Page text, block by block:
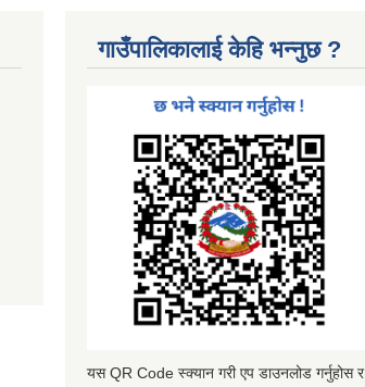
गाउँपालिकालाई केहि भन्नुछ ?
यस QR Code स्क्यान गरी एप डाउनलोड गर्नुहोस र